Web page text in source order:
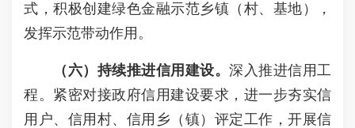
式，积极创建绿色金融示范乡镇（村、基地），
发挥示范带动作用。
（六）持续推进信用建设。 深入推进信用工
程。紧密对接政府信用建设要求，进一步夯实信
用户、信用村、信用乡（镇）评定工作，开展信